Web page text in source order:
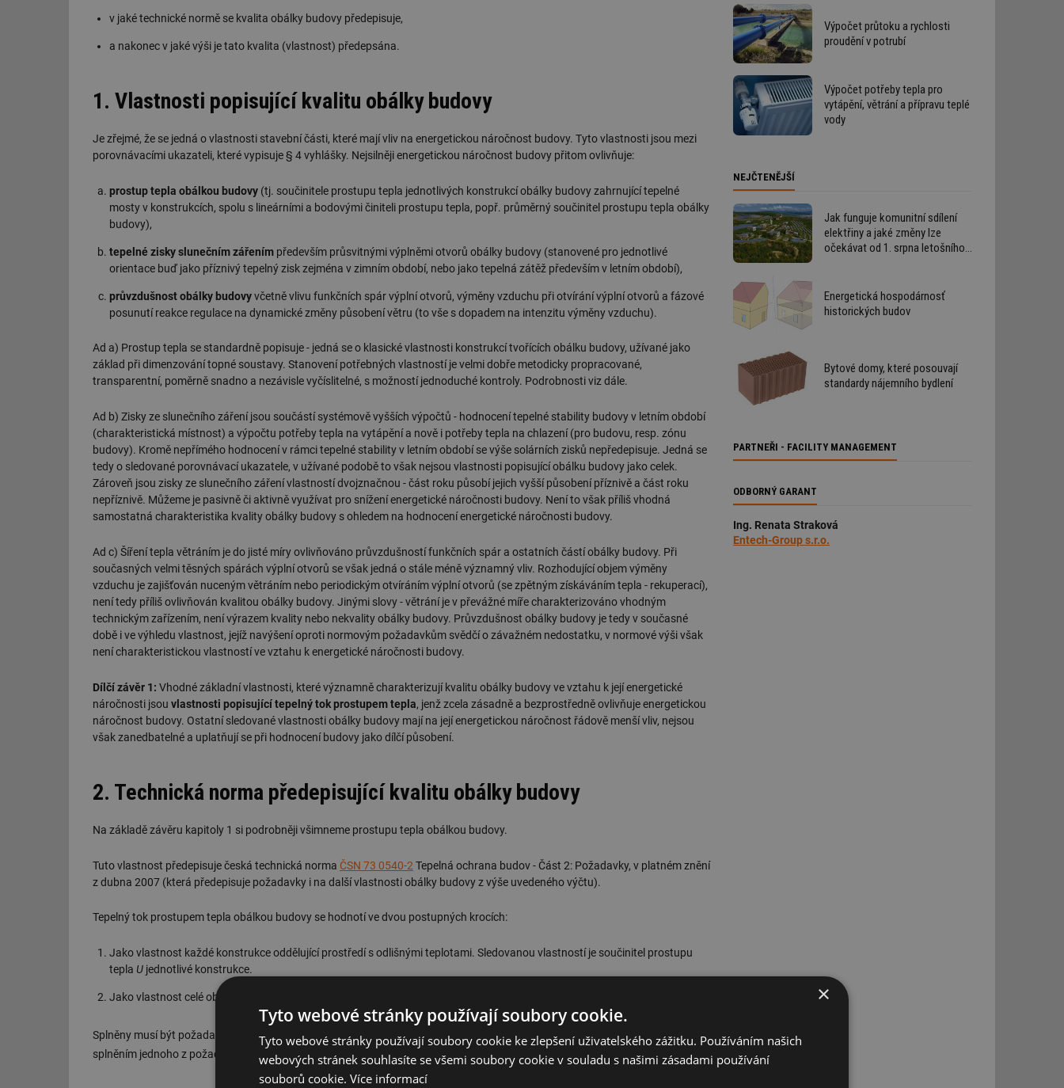
v jaké technické normě se kvalita obálky budovy předepisuje,
a nakonec v jaké výši je tato kvalita (vlastnost) předepsána.
1. Vlastnosti popisující kvalitu obálky budovy
Je zřejmé, že se jedná o vlastnosti stavební části, které mají vliv na energetickou náročnost budovy. Tyto vlastnosti jsou mezi
porovnávacími ukazateli, které vypisuje § 4 vyhlášky. Nejsilněji energetickou náročnost budovy přitom ovlivňuje:
prostup tepla obálkou budovy (tj. součinitele prostupu tepla jednotlivých konstrukcí obálky budovy zahrnující tepelné
mosty v konstrukcích, spolu s lineárními a bodovými činiteli prostupu tepla, popř. průměrný součinitel prostupu tepla obálky
budovy),
tepelné zisky slunečním zářením především průsvitnými výplněmi otvorů obálky budovy (stanovené pro jednotlivé
orientace buď jako příznivý tepelný zisk zejména v zimním období, nebo jako tepelná zátěž především v letním období),
průvzdušnost obálky budovyvčetně vlivu funkčních spár výplní otvorů, výměny vzduchu při otvírání výplní otvorů a fázové
posunutí reakce regulace na dynamické změny působení větru (to vše s dopadem na intenzitu výměny vzduchu).
Ad a) Prostup tepla se standardně popisuje - jedná se o klasické vlastnosti konstrukcí tvořících obálku budovy, užívané jako
základ při dimenzování topné soustavy. Stanovení potřebných vlastností je velmi dobře metodicky propracované,
transparentní, poměrně snadno a nezávisle vyčíslitelné, s možností jednoduché kontroly. Podrobnosti viz dále.
Ad b) Zisky ze slunečního záření jsou součástí systémově vyšších výpočtů - hodnocení tepelné stability budovy v letním období
(charakteristická místnost) a výpočtu potřeby tepla na vytápění a nově i potřeby tepla na chlazení (pro budovu, resp. zónu
budovy). Kromě nepřímého hodnocení v rámci tepelné stability v letním období se výše solárních zisků nepředepisuje. Jedná se
tedy o sledované porovnávací ukazatele, v užívané podobě to však nejsou vlastnosti popisující obálku budovy jako celek.
Zároveň jsou zisky ze slunečního záření vlastností dvojznačnou - část roku působí jejich vyšší působení příznivě a část roku
nepříznivě. Můžeme je pasivně či aktivně využívat pro snížení energetické náročnosti budovy. Není to však příliš vhodná
samostatná charakteristika kvality obálky budovy s ohledem na hodnocení energetické náročnosti budovy.
Ad c) Šíření tepla větráním je do jisté míry ovlivňováno průvzdušností funkčních spár a ostatních částí obálky budovy. Při
současných velmi těsných spárách výplní otvorů se však jedná o stále méně významný vliv. Rozhodující objem výměny
vzduchu je zajišťován nuceným větráním nebo periodickým otvíráním výplní otvorů (se zpětným získáváním tepla - rekuperací),
není tedy příliš ovlivňován kvalitou obálky budovy. Jinými slovy - větrání je v převážné míře charakterizováno vhodným
technickým zařízením, není výrazem kvality nebo nekvality obálky budovy. Průvzdušnost obálky budovy je tedy v současné
době i ve výhledu vlastnost, jejíž navýšení oproti normovým požadavkům svědčí o závažném nedostatku, v normové výši však
není charakteristickou vlastností ve vztahu k energetické náročnosti budovy.
Dílčí závěr 1: Vhodné základní vlastnosti, které významně charakterizují kvalitu obálky budovy ve vztahu k její energetické
náročnosti jsou vlastnosti popisující tepelný tok prostupem tepla, jenž zcela zásadně a bezprostředně ovlivňuje energetickou
náročnost budovy. Ostatní sledované vlastnosti obálky budovy mají na její energetickou náročnost řádově menší vliv, nejsou
však zanedbatelné a uplatňují se při hodnocení budovy jako dílčí působení.
2. Technická norma předepisující kvalitu obálky budovy
Na základě závěru kapitoly 1 si podrobněji všimneme prostupu tepla obálkou budovy.
Tuto vlastnost předepisuje česká technická norma ČSN 73 0540-2 Tepelná ochrana budov - Část 2: Požadavky, v platném znění
z dubna 2007 (která předepisuje požadavky i na další vlastnosti obálky budovy z výše uvedeného výčtu).
Tepelný tok prostupem tepla obálkou budovy se hodnotí ve dvou postupných krocích:
Jako vlastnost každé konstrukce oddělující prostředí s odlišnými teplotami. Sledovanou vlastností je součinitel prostupu
tepla U jednotlivé konstrukce.
Jako vlastnost celé obálky budovy. Sledovanou vlastností je průměrný součinitel prostupu tepla
Splněny musí být požadavky jak na jednotlivé hodnoty, tak na celkovou hodnotu U em obálky budovy. Nelze však tvrdit, že
splněním jednoho z požadavků je zajištěno plnění druhého. Musí být splněny oba požadavky souběžně.
Výpočet průtoku a rychlosti
proudění v potrubí
Výpočet potřeby tepla pro
vytápění, větrání a přípravu teplé
vody
NEJČTENĚJŠÍ
Jak funguje komunitní sdílení
elektřiny a jaké změny lze
očekávat od 1. srpna letošního
Energetická hospodárnosť
historických budov
Bytové domy, které posouvají
standardy nájemního bydlení
PARTNEŘI - FACILITY MANAGEMENT
ODBORNÝ GARANT
Ing. Renata Straková
Entech-Group s.r.o.
×
Tyto webové stránky používají soubory cookie.
Tyto webové stránky používají soubory cookie ke zlepšení uživatelského zážitku. Používáním našich
webových stránek souhlasíte se všemi soubory cookie v souladu s našimi zásadami používání
souborů cookie. Více informací